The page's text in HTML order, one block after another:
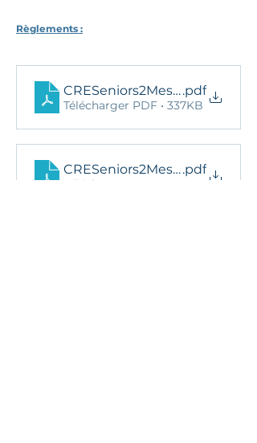
Règlements :
.pdf
Télécharger PDF • 337KB
.pdf
Télécharger PDF • 337KB